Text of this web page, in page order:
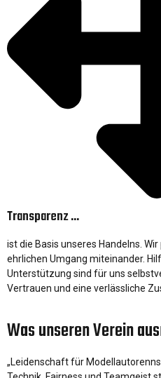
Transparenz ...
ist die Basis unseres Handelns.
ehrlichen Umgang miteinander.
Unterstützung sind für uns
Vertrauen und eine verlässliche
Was unseren Verein
„Leidenschaft für